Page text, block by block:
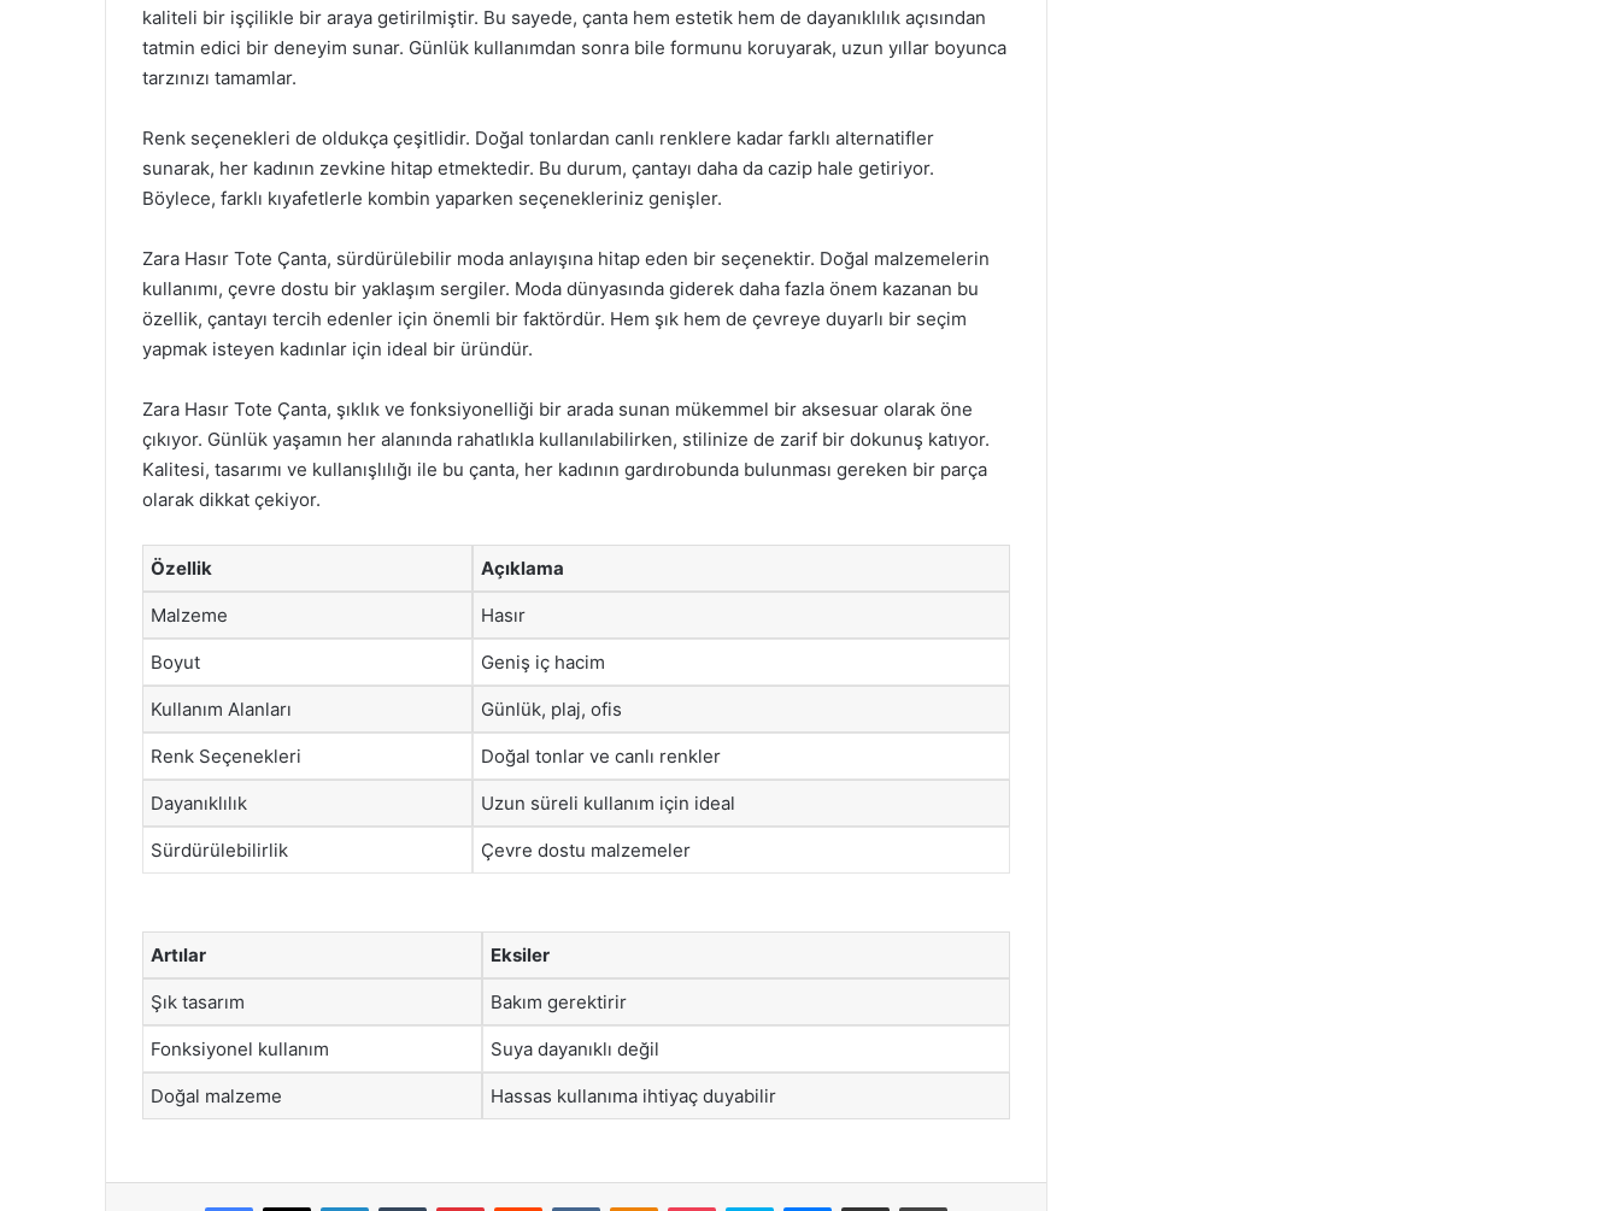
kaliteli bir işçilikle bir araya getirilmiştir. Bu sayede, çanta hem estetik hem de dayanıklılık açısından
tatmin edici bir deneyim sunar. Günlük kullanımdan sonra bile formunu koruyarak, uzun yıllar boyunca
tarzınızı tamamlar.
Renk seçenekleri de oldukça çeşitlidir. Doğal tonlardan canlı renklere kadar farklı alternatifler
sunarak, her kadının zevkine hitap etmektedir. Bu durum, çantayı daha da cazip hale getiriyor.
Böylece, farklı kıyafetlerle kombin yaparken seçenekleriniz genişler.
Zara Hasır Tote Çanta, sürdürülebilir moda anlayışına hitap eden bir seçenektir. Doğal malzemelerin
kullanımı, çevre dostu bir yaklaşım sergiler. Moda dünyasında giderek daha fazla önem kazanan bu
özellik, çantayı tercih edenler için önemli bir faktördür. Hem şık hem de çevreye duyarlı bir seçim
yapmak isteyen kadınlar için ideal bir üründür.
Zara Hasır Tote Çanta, şıklık ve fonksiyonelliği bir arada sunan mükemmel bir aksesuar olarak öne
çıkıyor. Günlük yaşamın her alanında rahatlıkla kullanılabilirken, stilinize de zarif bir dokunuş katıyor.
Kalitesi, tasarımı ve kullanışlılığı ile bu çanta, her kadının gardırobunda bulunması gereken bir parça
olarak dikkat çekiyor.
Özellik Açıklama
Malzeme Hasır
Boyut Geniş iç hacim
Kullanım Alanları Günlük, plaj, ofis
Renk Seçenekleri Doğal tonlar ve canlı renkler
Dayanıklılık Uzun süreli kullanım için ideal
Sürdürülebilirlik Çevre dostu malzemeler
Artılar Eksiler
Şık tasarım Bakım gerektirir
Fonksiyonel kullanım Suya dayanıklı değil
Doğal malzeme Hassas kullanıma ihtiyaç duyabilir
Facebook
X LinkedInTumblr PinterestReddit VKontakteOdnoklassniki
Pocket Skype Messenger
E-Posta ile paylaş Yazdır